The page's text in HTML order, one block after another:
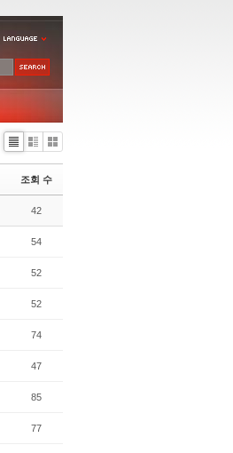
Li
Zi
e
G
le
조회 수
42
54
52
52
74
47
85
77